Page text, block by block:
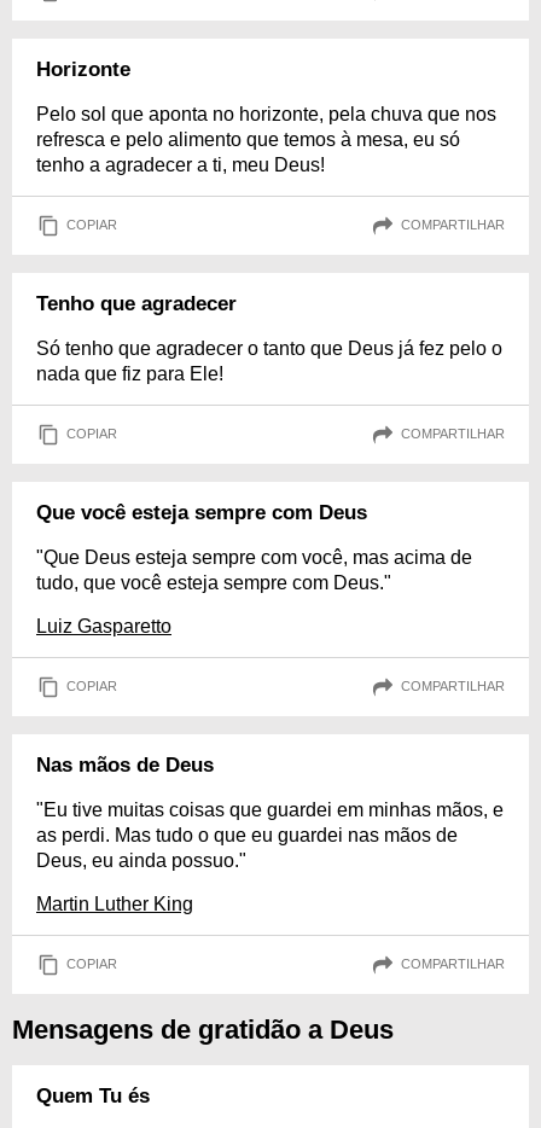
Horizonte
Pelo sol que aponta no horizonte, pela chuva que nos
refresca e pelo alimento que temos à mesa, eu só
tenho a agradecer a ti, meu Deus!
COPIAR COMPARTILHAR
Tenho que agradecer
Só tenho que agradecer o tanto que Deus já fez pelo o
nada que fiz para Ele!
COPIAR COMPARTILHAR
Que você esteja sempre com Deus
"Que Deus esteja sempre com você, mas acima de
tudo, que você esteja sempre com Deus."
Luiz Gasparetto
COPIAR COMPARTILHAR
Nas mãos de Deus
"Eu tive muitas coisas que guardei em minhas mãos, e
as perdi. Mas tudo o que eu guardei nas mãos de
Deus, eu ainda possuo."
Martin Luther King
COPIAR COMPARTILHAR
Mensagens de gratidão a Deus
Quem Tu és